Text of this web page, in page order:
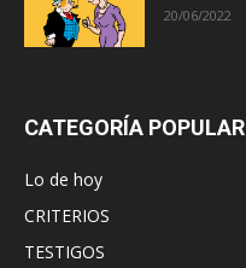
20/06/2022
CATEGORÍA POPULAR
Lo de hoy
CRITERIOS
TESTIGOS